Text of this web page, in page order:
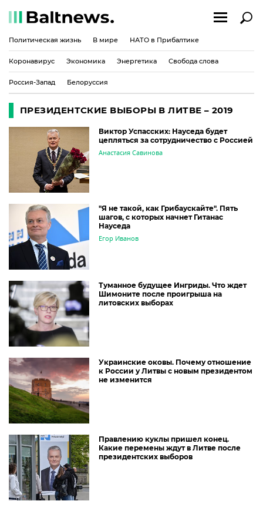
Политическая жизнь В мире НАТО в Прибалтике
Коронавирус Экономика Энергетика Свобода слова
Россия-Запад Белоруссия
ПРЕЗИДЕНТСКИЕ ВЫБОРЫ В ЛИТВЕ – 2019
Виктор Успасских: Науседа будет
цепляться за сотрудничество с Россией
Анастасия Савинова
"Я не такой, как Грибаускайте". Пять
шагов, с которых начнет Гитанас
Науседа
Егор Иванов
Туманное будущее Ингриды. Что ждет
Шимоните после проигрыша на
литовских выборах
Украинские оковы. Почему отношение
к России у Литвы с новым президентом
не изменится
Правлению куклы пришел конец.
Какие перемены ждут в Литве после
президентских выборов